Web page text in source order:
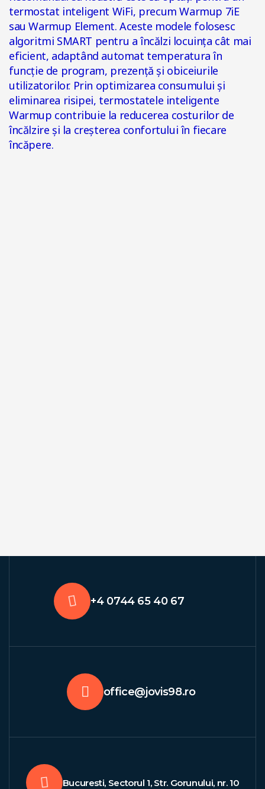
termostat inteligent WiFi, precum Warmup 7iE
sau Warmup Element. Aceste modele folosesc
algoritmi SMART pentru a încălzi locuința cât mai
eficient, adaptând automat temperatura în
funcție de program, prezență și obiceiurile
utilizatorilor. Prin optimizarea consumului și
eliminarea risipei, termostatele inteligente
Warmup contribuie la reducerea costurilor de
încălzire și la creșterea confortului în fiecare
încăpere.
+4 0744 65 40 67
office@jovis98.ro
Bucuresti, Sectorul 1, Str. Gorunului, nr. 10